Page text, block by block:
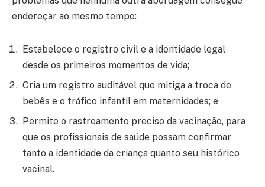
endereçar ao mesmo tempo:
Estabelece o registro civil e a identidade legal
desde os primeiros momentos de vida;
Cria um registro auditável que mitiga a troca de
bebês e o tráfico infantil em maternidades; e
Permite o rastreamento preciso da vacinação, para
que os profissionais de saúde possam confirmar
tanto a identidade da criança quanto seu histórico
vacinal.